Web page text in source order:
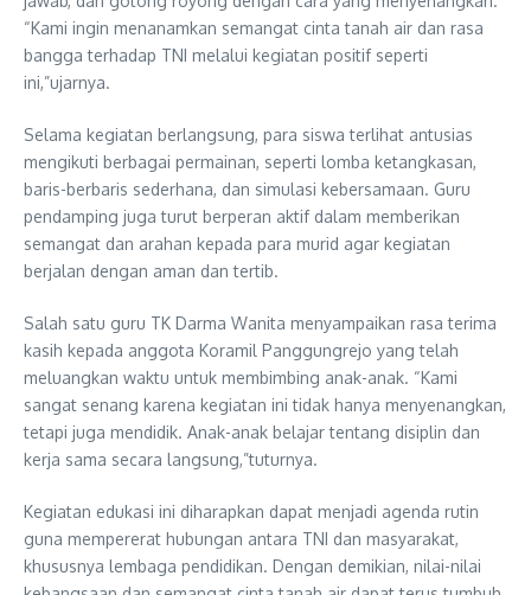
“Kami ingin menanamkan semangat cinta tanah air dan rasa
bangga terhadap TNI melalui kegiatan positif seperti
ini,”ujarnya.
Selama kegiatan berlangsung, para siswa terlihat antusias
mengikuti berbagai permainan, seperti lomba ketangkasan,
baris-berbaris sederhana, dan simulasi kebersamaan. Guru
pendamping juga turut berperan aktif dalam memberikan
semangat dan arahan kepada para murid agar kegiatan
berjalan dengan aman dan tertib.
Salah satu guru TK Darma Wanita menyampaikan rasa terima
kasih kepada anggota Koramil Panggungrejo yang telah
meluangkan waktu untuk membimbing anak-anak. “Kami
sangat senang karena kegiatan ini tidak hanya menyenangkan,
tetapi juga mendidik. Anak-anak belajar tentang disiplin dan
kerja sama secara langsung,”tuturnya.
Kegiatan edukasi ini diharapkan dapat menjadi agenda rutin
guna mempererat hubungan antara TNI dan masyarakat,
khususnya lembaga pendidikan. Dengan demikian, nilai-nilai